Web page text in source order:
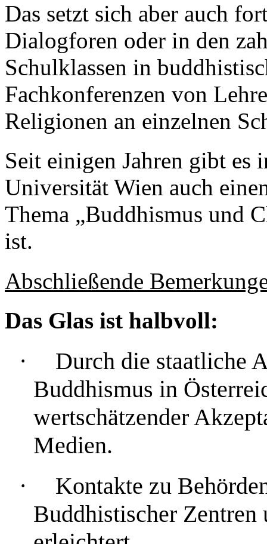
Das setzt sich aber auch
Dialogforen oder in den
Schulklassen in
Fachkonferenzen von
Religionen an einzelnen
Seit einigen Jahren gibt es
Universität Wien auch
Thema „Buddhismus und
ist.
Abschließende
Das Glas ist halbvoll:
·
Durch die staatliche
Buddhismus in
wertschätzender
Medien.
·
Kontakte zu
Buddhistischer Zentren